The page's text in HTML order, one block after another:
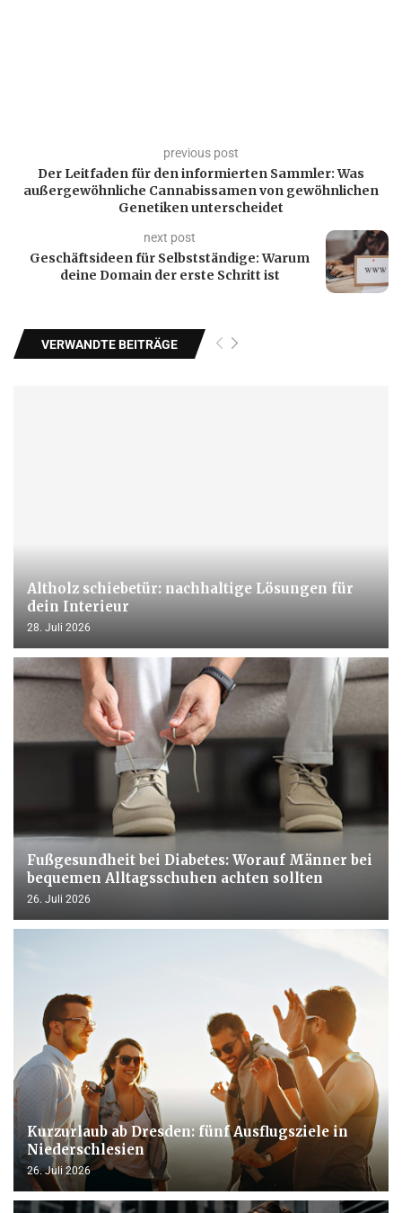
previous post
Der Leitfaden für den informierten Sammler: Was
außergewöhnliche Cannabissamen von gewöhnlichen
Genetiken unterscheidet
next post
Geschäftsideen für Selbstständige: Warum
deine Domain der erste Schritt ist
VERWANDTE BEITRÄGE
Altholz schiebetür: nachhaltige Lösungen für
dein Interieur
28. Juli 2026
Fußgesundheit bei Diabetes: Worauf Männer bei
bequemen Alltagsschuhen achten sollten
26. Juli 2026
Kurzurlaub ab Dresden: fünf Ausflugsziele in
Niederschlesien
26. Juli 2026